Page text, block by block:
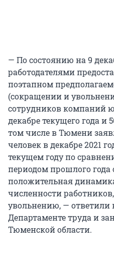
— По состоянию на 9
работодателями
поэтапном
(сокращении и
сотрудников компаний
декабре текущего года и
том числе в Тюмени
человек в декабре 2021
текущем году по
периодом прошлого года
положительная
численности
увольнению, — ответили
Департаменте труда и
Тюменской области.